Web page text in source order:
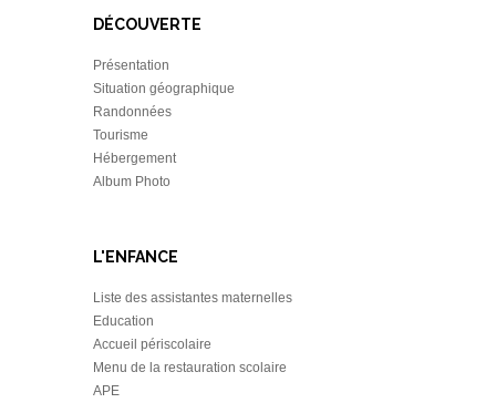
DÉCOUVERTE
Présentation
Situation géographique
Randonnées
Tourisme
Hébergement
Album Photo
L'ENFANCE
Liste des assistantes maternelles
Education
Accueil périscolaire
Menu de la restauration scolaire
APE